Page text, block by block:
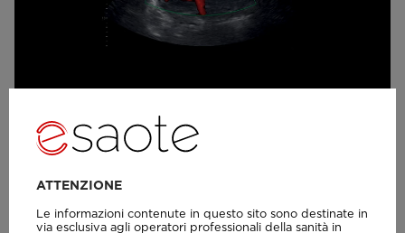
MyLab™X1 - Rene - PWD
ATTENZIONE
Le informazioni contenute in questo sito sono destinate in
via esclusiva agli operatori professionali della sanità in